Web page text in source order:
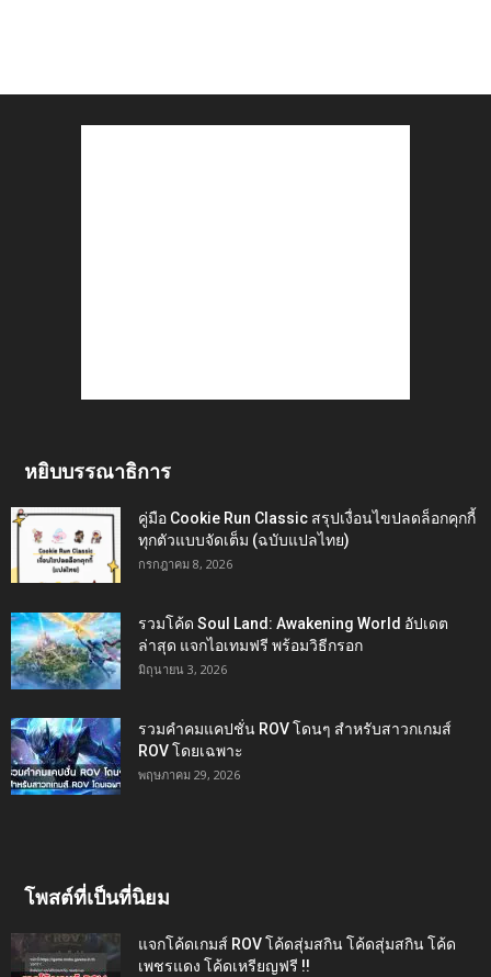
หยิบบรรณาธิการ
คู่มือ Cookie Run Classic สรุปเงื่อนไขปลดล็อกคุกกี้
ทุกตัวแบบจัดเต็ม (ฉบับแปลไทย)
กรกฎาคม 8, 2026
รวมโค้ด Soul Land: Awakening World อัปเดต
ล่าสุด แจกไอเทมฟรี พร้อมวิธีกรอก
มิถุนายน 3, 2026
รวมคำคมแคปชั่น ROV โดนๆ สำหรับสาวกเกมส์
ROV โดยเฉพาะ
พฤษภาคม 29, 2026
โพสต์ที่เป็นที่นิยม
แจกโค้ดเกมส์ ROV โค้ดสุ่มสกิน โค้ดสุ่มสกิน โค้ด
เพชรแดง โค้ดเหรียญฟรี !!